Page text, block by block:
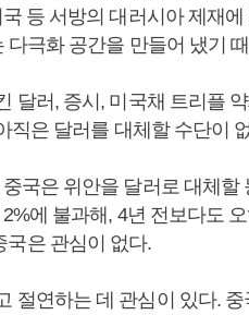
등 서방의 대러시아 제재
극화 공간을 만들어 냈기
달러, 증시, 미국채 트리플
직은 달러를 대체할 수단이
국은 위안을 달러로 대체할
에 불과해, 4년 전보다도
국은 관심이 없다.
절연하는 데 관심이 있다.